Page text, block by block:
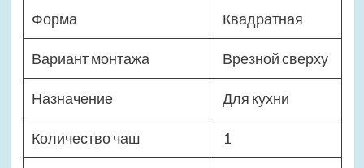
Форма Квадратная
Вариант монтажа Врезной сверху
Назначение Для кухни
Количество чаш 1